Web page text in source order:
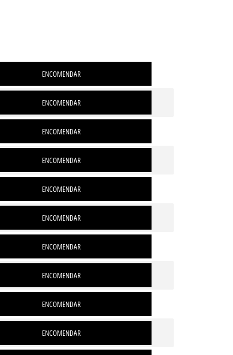
ENCOMENDAR
ENCOMENDAR
ENCOMENDAR
ENCOMENDAR
ENCOMENDAR
ENCOMENDAR
ENCOMENDAR
ENCOMENDAR
ENCOMENDAR
ENCOMENDAR